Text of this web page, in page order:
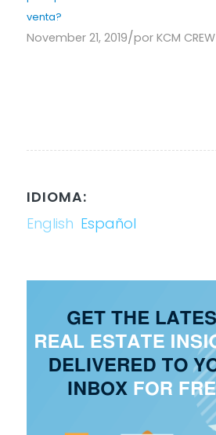
venta?
November 21, 2019/por KCM CREW
IDIOMA:
English Español